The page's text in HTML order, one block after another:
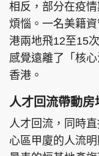
相反，部分在疫
煩惱。一名美籍
港兩地飛12至15
感覺遠離了「核
香港。
人才回流帶動房
人才回流，同時
心區甲廈的人流